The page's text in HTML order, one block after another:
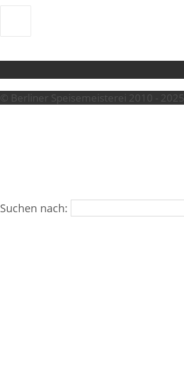
© Berliner Speisemeisterei 2010 - 2025
Suchen nach: